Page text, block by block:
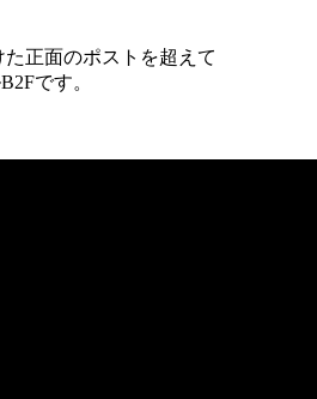
正面のポストを超えて
B2Fです。